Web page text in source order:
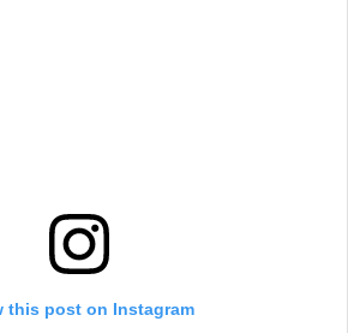
this post on Instagram